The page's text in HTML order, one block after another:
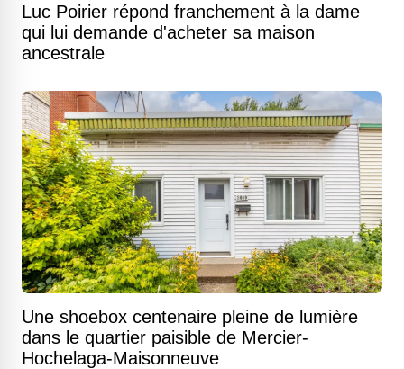
Luc Poirier répond franchement à la dame
qui lui demande d'acheter sa maison
ancestrale
Une shoebox centenaire pleine de lumière
dans le quartier paisible de Mercier-
Hochelaga-Maisonneuve